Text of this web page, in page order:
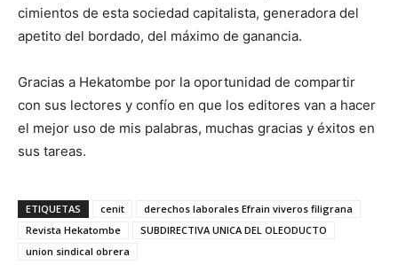
cimientos de esta sociedad capitalista, generadora del
apetito del bordado, del máximo de ganancia.
Gracias a Hekatombe por la oportunidad de compartir
con sus lectores y confío en que los editores van a hacer
el mejor uso de mis palabras, muchas gracias y éxitos en
sus tareas.
ETIQUETAS cenit
derechos laborales Efrain viveros filigrana
Revista Hekatombe
SUBDIRECTIVA UNICA DEL OLEODUCTO
union sindical obrera